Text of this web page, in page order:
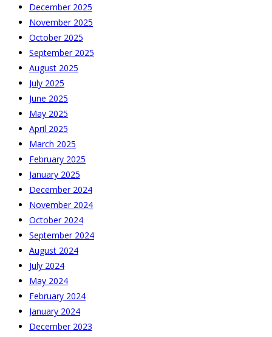
December 2025
November 2025
October 2025
September 2025
August 2025
July 2025
June 2025
May 2025
April 2025
March 2025
February 2025
January 2025
December 2024
November 2024
October 2024
September 2024
August 2024
July 2024
May 2024
February 2024
January 2024
December 2023